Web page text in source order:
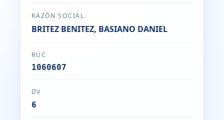
RAZÓN SOCIAL
BRITEZ BENITEZ, BASIANO DANIEL
RUC
1060607
DV
6